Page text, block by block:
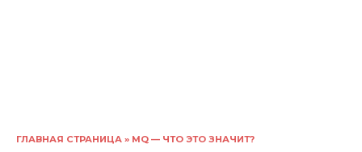
ГЛАВНАЯ СТРАНИЦА » MQ — ЧТО ЭТО ЗНАЧИТ?